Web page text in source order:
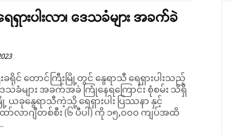
ရှားပါးလာ၊ ဒေသခံများ အခက်ခဲ
ခရိုင် တောင်ကြီးမြို့တွင် နွေရာသီ ရေရှားပါးသည့်
ေသခံများ အခက်အခဲ ကြုံနေရကြောင်း စုံစမ်း သိရှိ
ော်လာဂျီတစ်စီး (၆ ပီပါ) ကို ၁၅,၀၀၀ ကျပ်အထိ